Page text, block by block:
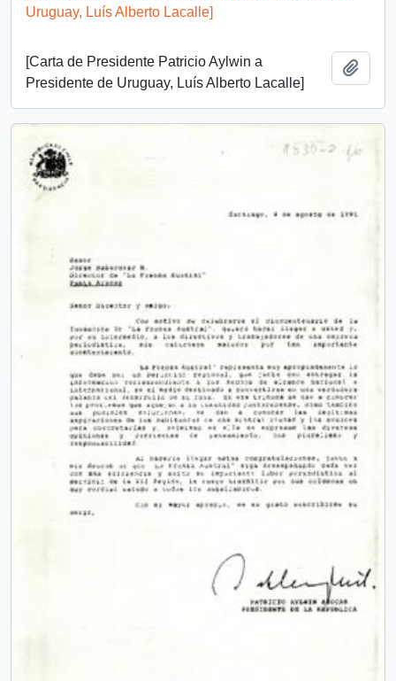
Uruguay, Luís Alberto Lacalle]
[Carta de Presidente Patricio Aylwin a
Presidente de Uruguay, Luís Alberto Lacalle]